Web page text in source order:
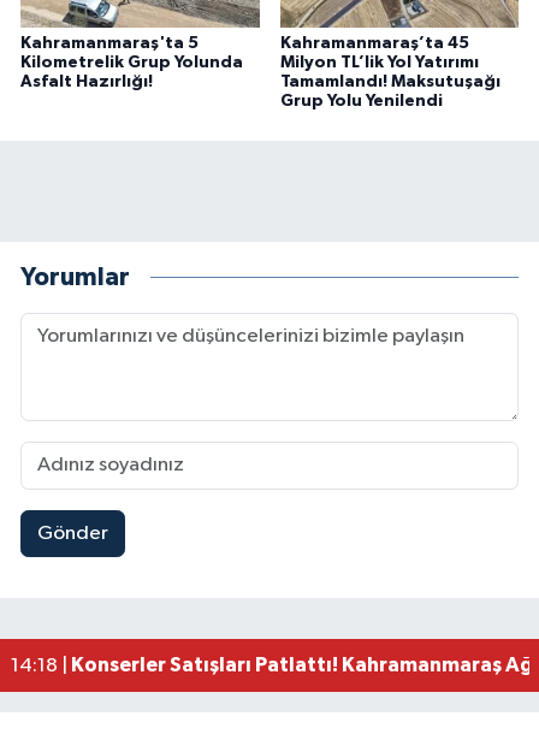
Kahramanmaraş'ta 5
Kilometrelik Grup Yolunda
Asfalt Hazırlığı!
Kahramanmaraş’ta 45
Milyon TL’lik Yol Yatırımı
Tamamlandı! Maksutuşağı
Grup Yolu Yenilendi
Yorumlar
Gönder
15:15 |Kahramanmaraş'ta Zehir Tacirlerine Eş Zamanlı
14:18 |
Konserler Satışları Patlattı! Kahramanmaraş
13:55 |Kahramanmaraş'ta 45 Milyon TL'lik Yatırım